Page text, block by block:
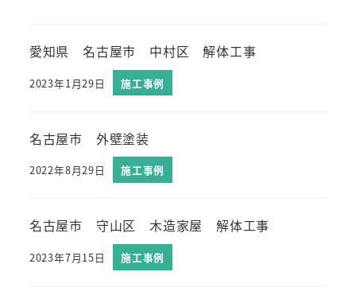
愛知県 名古屋市 中村区 解体工事
2023年1月29日 施工事例
名古屋市 外壁塗装
2022年8月29日 施工事例
名古屋市 守山区 木造家屋 解体工事
2023年7月15日 施工事例